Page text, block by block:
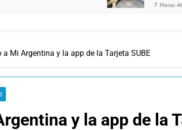
7 Horas Atrás
a Mi Argentina y la app de la Tarjeta SUBE
y la app de la